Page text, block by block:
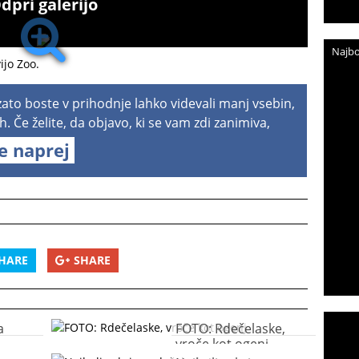
galerijo
Zoo.
boste v prihodnje lahko videvali manj vsebin,
Če želite, da objavo, ki se vam zdi zanimiva,
naprej
SHARE
FOTO: Rdečelaske,
vroče kot ogenj